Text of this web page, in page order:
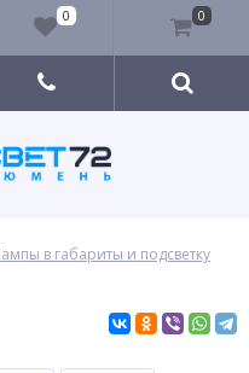
в габариты и подсветку
0 0